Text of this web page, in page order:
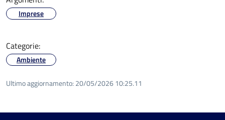
Imprese
Categorie:
Ambiente
Ultimo aggiornamento: 20/05/2026 10:25.11